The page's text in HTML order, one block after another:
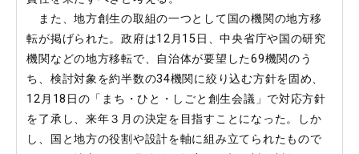
また、地方創生の取組の一つとして国の機関の地方移
転が掲げられた。政府は12月15日、中央省庁や国の研究
機関などの地方移転で、自治体が要望した69機関のう
ち、検討対象を約半数の34機関に絞り込む方針を固め、
12月18日の「まち・ひと・しごと創生会議」で対応方針
を了承し、来年３月の決定を目指すことになった。しか
し、国と地方の役割や設計を軸に組み立てられたもので